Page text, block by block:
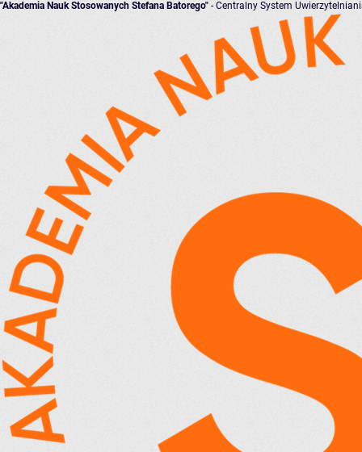
"Akademia Nauk Stosowanych Stefana Batorego" - Centralny System